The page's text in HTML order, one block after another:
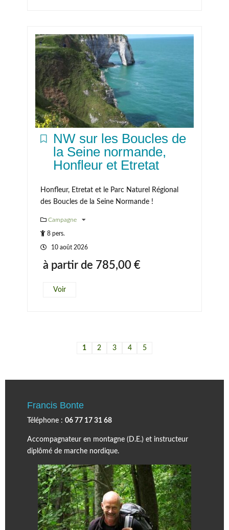
NW sur les Boucles de
la Seine normande,
Honfleur et Etretat
Honfleur, Etretat et le Parc Naturel Régional
des Boucles de la Seine Normande !
Campagne
8 pers.
10 août 2026
à partir de 785,00 €
Voir
1 2 3 4 5
Francis Bonte
Téléphone : 06 77 17 31 68
Accompagnateur en montagne (D.E.) et instructeur
diplômé de marche nordique.